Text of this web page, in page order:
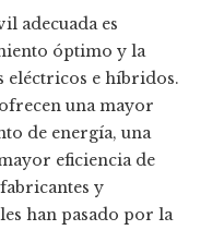
adecuada es
óptimo y la
eléctricos e híbridos.
una mayor
de energía, una
eficiencia de
y
han pasado por la